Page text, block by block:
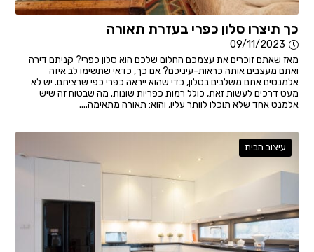
כך תיצרו סלון כפרי בעזרת תאורה
09/11/2023
מאז שאתם זוכרים את עצמכם החלום שלכם הוא סלון כפרי? קניתם דירה
ואתם מעצבים אותה כראות-עיניכם? אם כך, כדאי שתשימו לב איזה
אלמנטים אתם משלבים בסלון, כדי שהוא ייראה כפרי כפי שרציתם. יש לא
מעט דרכים לעשות זאת, כולל רמות כפריות שונות. מה שבטוח זה שיש
אלמנט אחד שלא תוכלו לוותר עליו, והוא: תאורה מתאימה....
עיצוב הבית